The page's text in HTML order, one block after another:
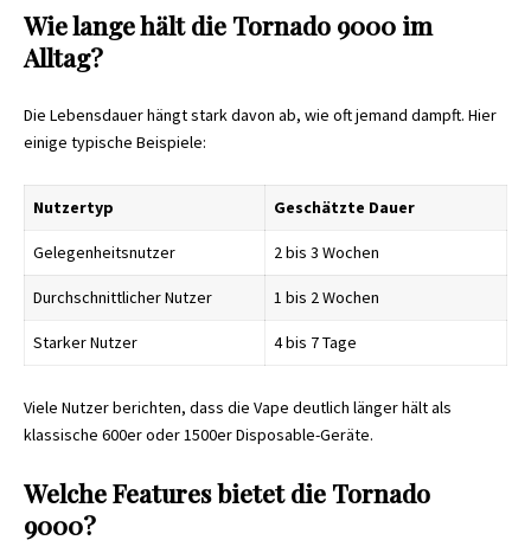
Wie lange hält die Tornado 9000 im
Alltag?
Die Lebensdauer hängt stark davon ab, wie oft jemand dampft. Hier
einige typische Beispiele:
Nutzertyp Geschätzte Dauer
Gelegenheitsnutzer 2 bis 3 Wochen
Durchschnittlicher Nutzer 1 bis 2 Wochen
Starker Nutzer 4 bis 7 Tage
Viele Nutzer berichten, dass die Vape deutlich länger hält als
klassische 600er oder 1500er Disposable-Geräte.
Welche Features bietet die Tornado
9000?